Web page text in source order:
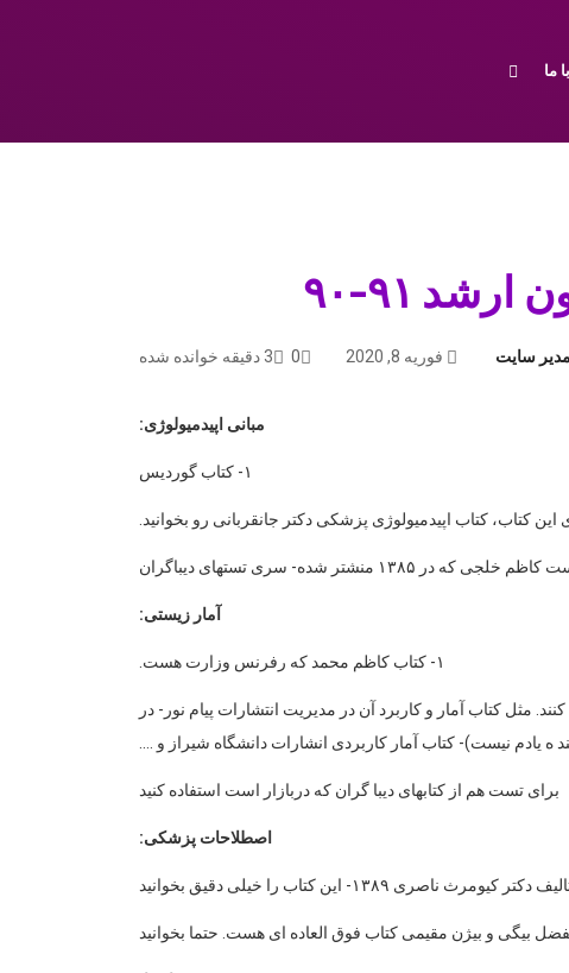
ما
مدیر سایت فوریه 8, 2020 0 3 دقیقه خوانده شده
مبانی اپیدمیولوژی:
۱- کتاب گوردیس
آمار زیستی:
۱- کتاب کاظم محمد که رفرنس وزارت هست.
مثل کتاب آمار و کاربرد آن در مدیریت انتشارات پیام نور- در
نیست)- کتاب آمار کاربردی انشارات دانشگاه شیراز و ….
برای تست هم از کتابهای دیبا گران که دربازار است استفاده کنید
اصطلاحات پزشکی: